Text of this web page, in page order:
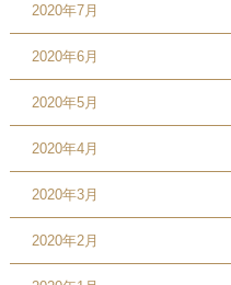
2020年7月
2020年6月
2020年5月
2020年4月
2020年3月
2020年2月